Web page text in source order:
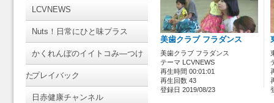
LCVNEWS
Nuts！日常にひと味プラス
かくれんぼのイイトコみ―つけ
たプレイバック
日赤健康チャンネル
美歯クラブ フラダンス
美歯クラブ フラダンス
テーマ LCVNEWS
再生時間 00:01:01
再生回数 43
登録日 2019/08/23